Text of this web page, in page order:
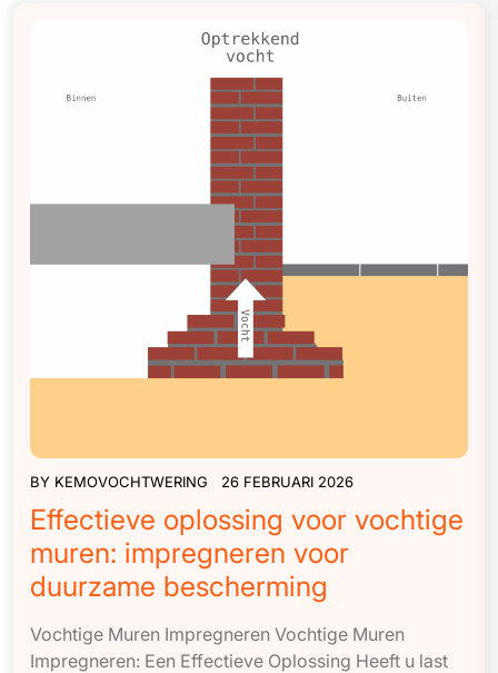
BY KEMOVOCHTWERING 26 FEBRUARI 2026
Effectieve oplossing voor vochtige
muren: impregneren voor
duurzame bescherming
Vochtige Muren Impregneren Vochtige Muren
Impregneren: Een Effectieve Oplossing Heeft u last